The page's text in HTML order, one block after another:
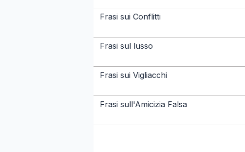
Frasi sui Conflitti
Frasi sul lusso
Frasi sui Vigliacchi
Frasi sull'Amicizia Falsa